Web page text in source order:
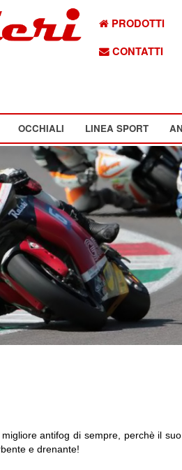
PRODOTTI
CONTATTI
OCCHIALI LINEA SPORT
antifog di sempre, perchè il
e drenante!